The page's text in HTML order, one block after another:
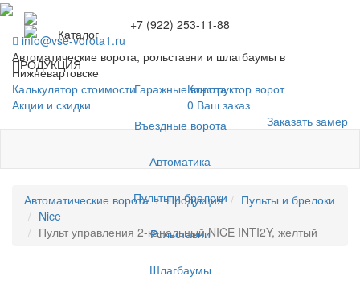
Каталог
ПРОДУКЦИЯ
Гаражные ворота
Въездные ворота
Автоматика
Пульты и брелоки
Рольставни
Шлагбаумы
+7 (922) 253-11-88
info@vse-vorota1.ru
Автоматические ворота, рольставни и шлагбаумы в
Нижневартовске
Калькулятор стоимости
Конструктор ворот
Акции и скидки
0 Ваш заказ
Заказать замер
Автоматические ворота Продукция
Пульты и брелоки
Nice
Пульт управления 2-канальный NICE INTI2Y, желтый